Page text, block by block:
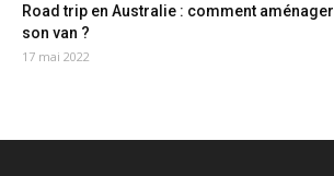
Road trip en Australie : comment aménager
son van ?
17 mai 2022